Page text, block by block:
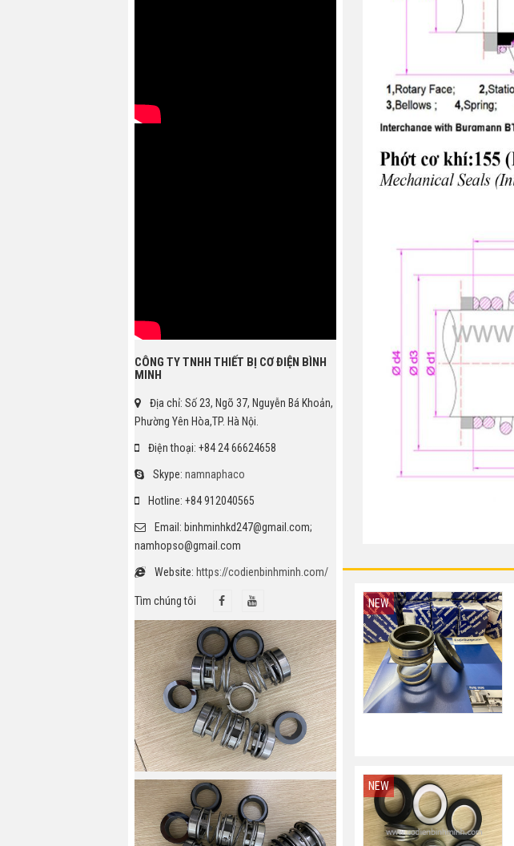
NEW
NEW
CÔNG TY TNHH THIẾT BỊ CƠ ĐIỆN BÌNH
MINH
Địa chỉ: Số 23, Ngõ 37, Nguyễn Bá Khoản,
Phường Yên Hòa,TP. Hà Nội.
Điện thoại: +84 24 66624658
Skype: namnaphaco
Hotline: +84 912040565
Email: binhminhkd247@gmail.com;
namhopso@gmail.com
Website: https://codienbinhminh.com/
Tìm chúng tôi